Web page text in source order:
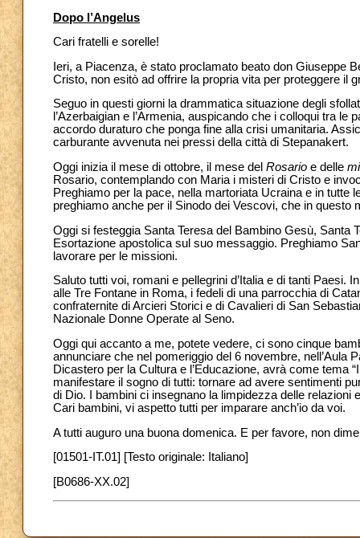
Dopo l’Angelus
Cari fratelli e sorelle!
Ieri, a Piacenza, è stato proclamato beato don Giuseppe
Cristo, non esitò ad offrire la propria vita per proteggere il
Seguo in questi giorni la drammatica situazione degli
l’Azerbaigian e l’Armenia, auspicando che i colloqui tra
accordo duraturo che ponga fine alla crisi umanitaria.
carburante avvenuta nei pressi della città di Stepanakert.
Oggi inizia il mese di ottobre, il mese del Rosario e delle
Rosario, contemplando con Maria i misteri di Cristo e
Preghiamo per la pace, nella martoriata Ucraina e in tutte
preghiamo anche per il Sinodo dei Vescovi, che in
Oggi si festeggia Santa Teresa del Bambino Gesù, Santa
Esortazione apostolica sul suo messaggio. Preghiamo
lavorare per le missioni.
Saluto tutti voi, romani e pellegrini d’Italia e di tanti Paesi.
alle Tre Fontane in Roma, i fedeli di una parrocchia di
confraternite di Arcieri Storici e di Cavalieri di San
Nazionale Donne Operate al Seno.
Oggi qui accanto a me, potete vedere, ci sono cinque
annunciare che nel pomeriggio del 6 novembre, nell’Aula
Dicastero per la Cultura e l’Educazione, avrà come tema
manifestare il sogno di tutti: tornare ad avere sentimenti
di Dio. I bambini ci insegnano la limpidezza delle relazioni
Cari bambini, vi aspetto tutti per imparare anch’io da voi.
A tutti auguro una buona domenica. E per favore, non
[01501-IT.01] [Testo originale: Italiano]
[B0686-XX.02]